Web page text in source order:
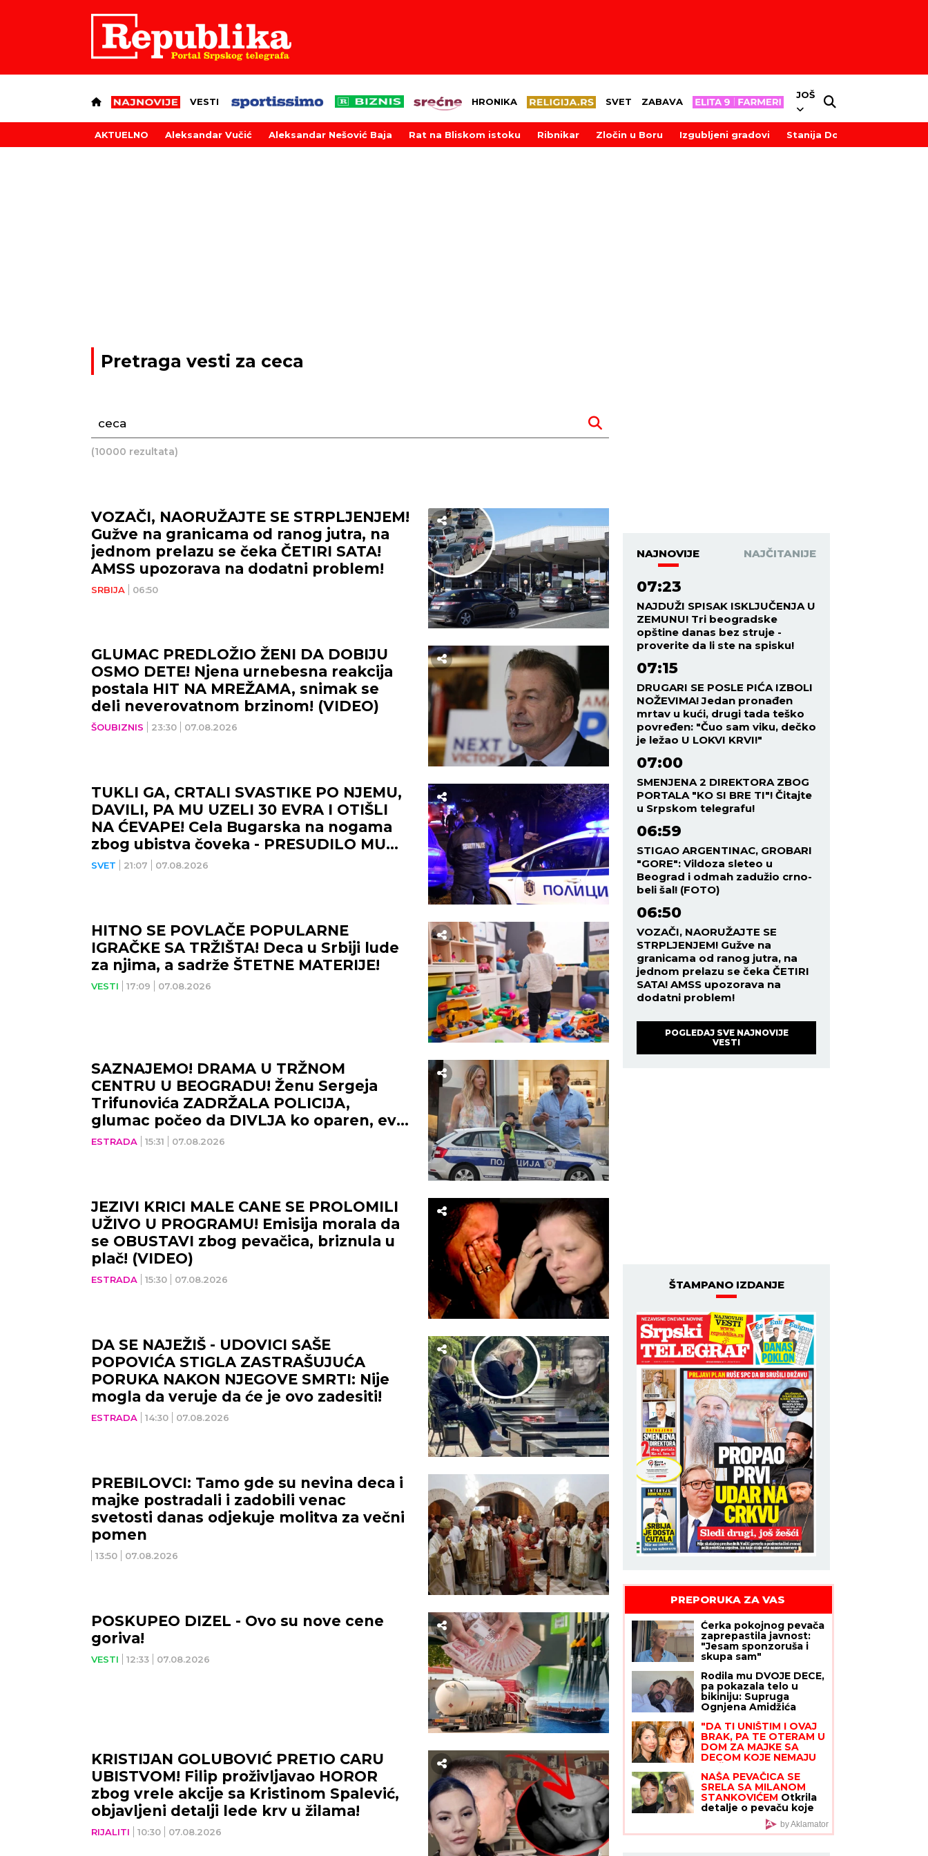
VESTI HRONIKA SVET ZABAVA
JOŠ
AKTUELNO Aleksandar Vučić Aleksandar Nešović Baja Rat na Bliskom istoku Ribnikar Zločin u Boru Izgubljeni gradovi Stanija Dobrojević
Pretraga vesti za ceca
(10000 rezultata)
SRBIJA 06:50
VOZAČI, NAORUŽAJTE SE STRPLJENJEM!
Gužve na granicama od ranog jutra, na
jednom prelazu se čeka ČETIRI SATA!
AMSS upozorava na dodatni problem!
ŠOUBIZNIS 23:30 07.08.2026
GLUMAC PREDLOŽIO ŽENI DA DOBIJU
OSMO DETE! Njena urnebesna reakcija
postala HIT NA MREŽAMA, snimak se
deli neverovatnom brzinom! (VIDEO)
SVET 21:07 07.08.2026
TUKLI GA, CRTALI SVASTIKE PO NJEMU,
DAVILI, PA MU UZELI 30 EVRA I OTIŠLI
NA ĆEVAPE! Cela Bugarska na nogama
zbog ubistva čoveka - PRESUDILO MU
PETORO MALOLETNIKA, UVUKLI GA U
VESTI 17:09 07.08.2026
HITNO SE POVLAČE POPULARNE
IGRAČKE SA TRŽIŠTA! Deca u Srbiji lude
za njima, a sadrže ŠTETNE MATERIJE!
ESTRADA 15:31 07.08.2026
SAZNAJEMO! DRAMA U TRŽNOM
CENTRU U BEOGRADU! Ženu Sergeja
Trifunovića ZADRŽALA POLICIJA,
glumac počeo da DIVLJA ko oparen, evo
zbog čega!
ESTRADA 15:30 07.08.2026
JEZIVI KRICI MALE CANE SE PROLOMILI
UŽIVO U PROGRAMU! Emisija morala da
se OBUSTAVI zbog pevačica, briznula u
plač! (VIDEO)
ESTRADA 14:30 07.08.2026
DA SE NAJEŽIŠ - UDOVICI SAŠE
POPOVIĆA STIGLA ZASTRAŠUJUĆA
PORUKA NAKON NJEGOVE SMRTI: Nije
mogla da veruje da će je ovo zadesiti!
13:50 07.08.2026
PREBILOVCI: Tamo gde su nevina deca i
majke postradali i zadobili venac
svetosti danas odjekuje molitva za večni
pomen
VESTI 12:33 07.08.2026
POSKUPEO DIZEL - Ovo su nove cene
goriva!
RIJALITI 10:30 07.08.2026
KRISTIJAN GOLUBOVIĆ PRETIO CARU
UBISTVOM! Filip proživljavao HOROR
zbog vrele akcije sa Kristinom Spalević,
objavljeni detalji lede krv u žilama!
NAJNOVIJE NAJČITANIJE
07:23
NAJDUŽI SPISAK ISKLJUČENJA U
ZEMUNU! Tri beogradske
opštine danas bez struje -
proverite da li ste na spisku!
07:15
DRUGARI SE POSLE PIĆA IZBOLI
NOŽEVIMA! Jedan pronađen
mrtav u kući, drugi tada teško
povređen: "Čuo sam viku, dečko
je ležao U LOKVI KRVI!"
07:00
SMENJENA 2 DIREKTORA ZBOG
PORTALA "KO SI BRE TI"! Čitajte
u Srpskom telegrafu!
06:59
STIGAO ARGENTINAC, GROBARI
"GORE": Vildoza sleteo u
Beograd i odmah zadužio crno-
beli šal! (FOTO)
06:50
VOZAČI, NAORUŽAJTE SE
STRPLJENJEM! Gužve na
granicama od ranog jutra, na
jednom prelazu se čeka ČETIRI
SATA! AMSS upozorava na
dodatni problem!
POGLEDAJ SVE NAJNOVIJE
VESTI
ŠTAMPANO IZDANJE
PREPORUKA ZA VAS
Ćerka pokojnog pevača
zaprepastila javnost:
"Jesam sponzoruša i
skupa sam"
Rodila mu DVOJE DECE,
pa pokazala telo u
bikiniju: Supruga
Ognjena Amidžića
MREŽAMA - svi poleteli
da komentarišu!
(FOTO)
"DA TI UNIŠTIM I OVAJ
BRAK, PA TE OTERAM U
DOM ZA MAJKE SA
DECOM KOJE NEMAJU
pretnji ženi Slobe
Radanovića, Ana Nikolić
se oglasila: "Ne govori
ništa!"
NAŠA PEVAČICA SE
SRELA SA MILANOM
STANKOVIĆEM Otkrila
detalje o pevaču koje
javnost ne zna,
pomenula i njegov
POVRATAK o kom svi
by Aklamator